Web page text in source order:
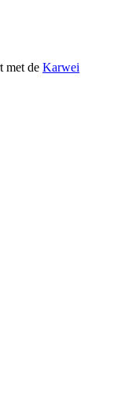
met de Karwei